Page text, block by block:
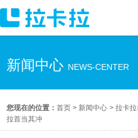
新闻中心 NEWS-CENTER
您现在的位置：首页 > 新闻中心 >拉卡
拉首当其冲